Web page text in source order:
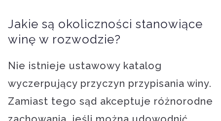
Jakie są okoliczności stanowiące
winę w rozwodzie?
Nie istnieje ustawowy katalog
wyczerpujący przyczyn przypisania winy.
Zamiast tego sąd akceptuje różnorodne